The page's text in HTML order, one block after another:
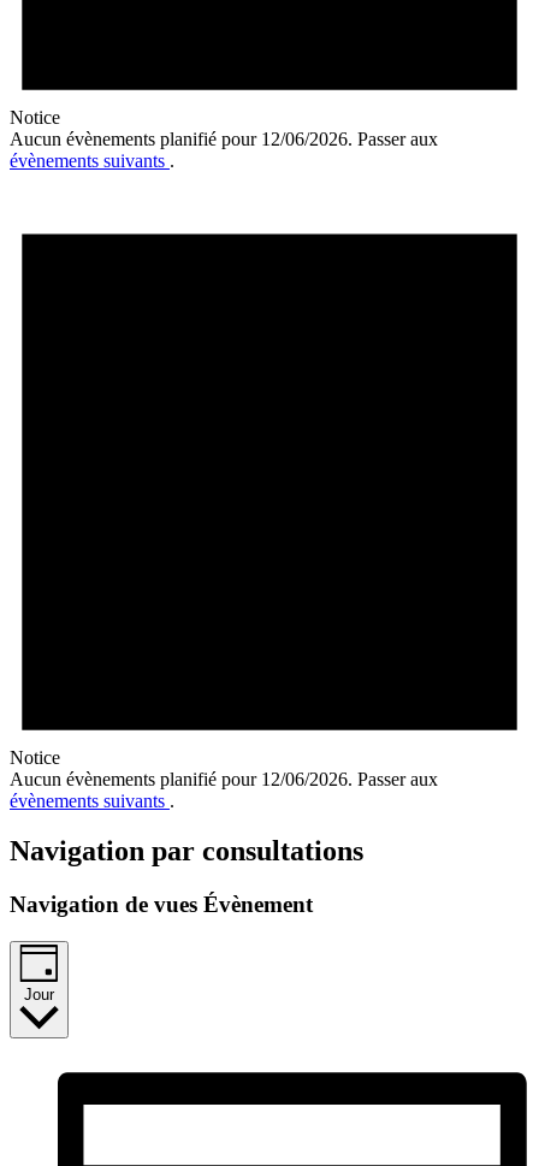
Notice
Aucun évènements planifié pour 12/06/2026. Passer aux
évènements suivants .
Notice
Aucun évènements planifié pour 12/06/2026. Passer aux
évènements suivants .
Navigation par consultations
Navigation de vues Évènement
Jour